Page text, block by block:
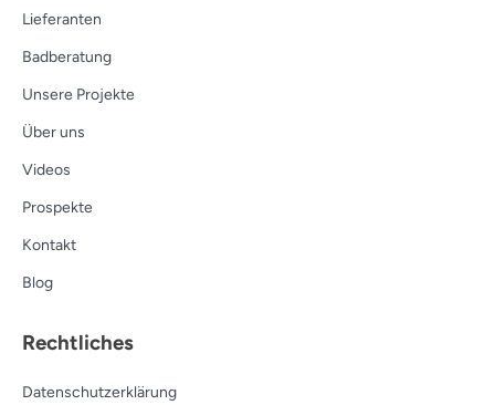
Lieferanten
Badberatung
Unsere Projekte
Über uns
Videos
Prospekte
Kontakt
Blog
Rechtliches
Datenschutzerklärung